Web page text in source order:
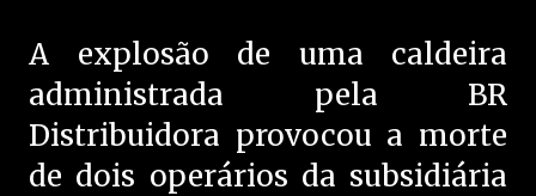
A explosão de uma caldeira
administrada pela BR
Distribuidora provocou a morte
de dois operários da subsidiária